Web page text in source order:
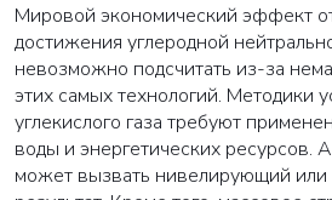
Мировой экономический эффект
достижения углеродной
невозможно подсчитать из-за
этих самых технологий. Методики
углекислого газа требуют
воды и энергетических ресурсов.
может вызвать нивелирующий или